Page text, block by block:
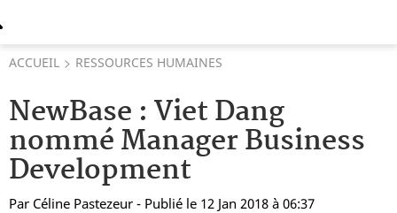
ACCUEIL RESSOURCES HUMAINES
NewBase : Viet Dang
nommé Manager Business
Development
Par Céline Pastezeur - Publié le 12 Jan 2018 à 06:37